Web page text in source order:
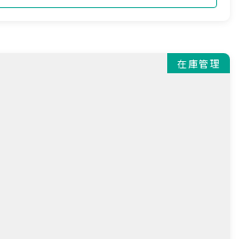
在庫管理